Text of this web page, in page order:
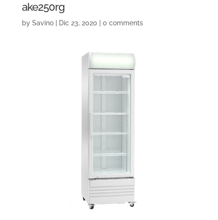
ake250rg
by Savino| Dic 23, 2020 0 comments